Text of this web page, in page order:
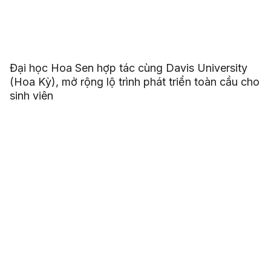
Đại học Hoa Sen hợp tác cùng Davis University
(Hoa Kỳ), mở rộng lộ trình phát triển toàn cầu cho
sinh viên